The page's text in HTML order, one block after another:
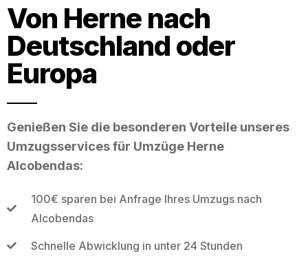
Von Herne nach
Deutschland oder
Europa
Genießen Sie die besonderen Vorteile unseres
Umzugsservices für Umzüge Herne
Alcobendas:
100€ sparen bei Anfrage Ihres Umzugs nach
Alcobendas
Schnelle Abwicklung in unter 24 Stunden